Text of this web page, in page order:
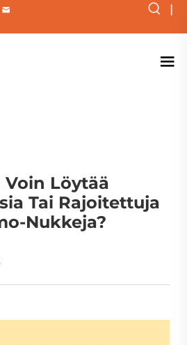
|
Voin Löytää
Tai Rajoitettuja
Nukkeja?